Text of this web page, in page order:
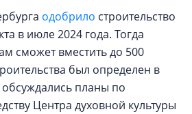
одобрило строительство
в июле 2024 года. Тогда
сможет вместить до 500
был определен в
обсуждались планы по
Центра духовной культуры